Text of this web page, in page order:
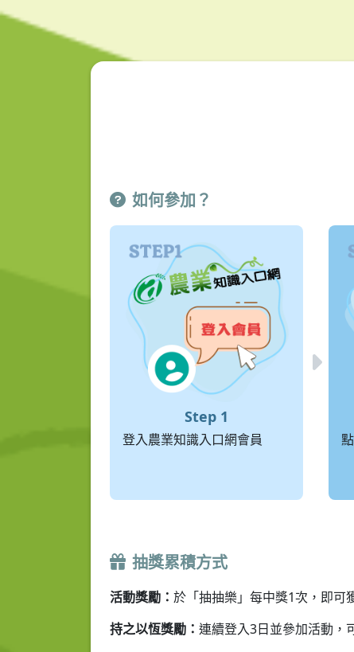
如何參加？
登入農業知識入口網會員
抽獎累積方式
活動獎勵： 於「抽抽樂」每中獎1次，即可
持之以恆獎勵： 連續登入3日並參加活動，